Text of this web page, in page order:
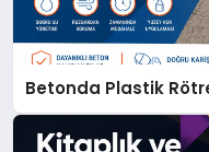
Betonda Plastik